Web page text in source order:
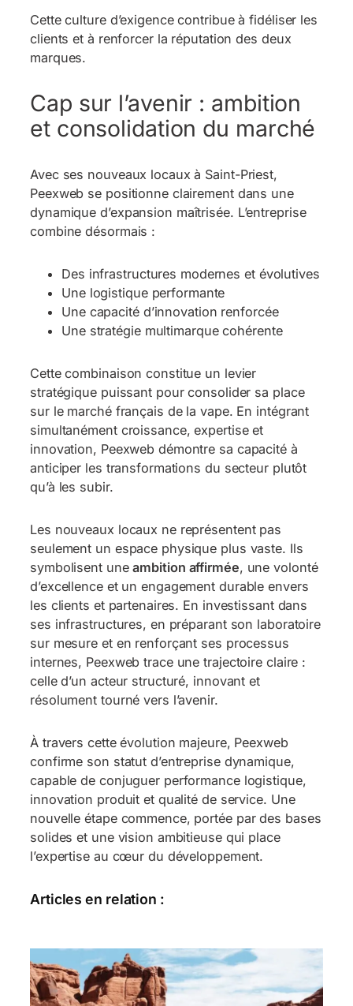
Cette culture d’exigence contribue à fidéliser les
clients et à renforcer la réputation des deux
marques.
Cap sur l’avenir : ambition
et consolidation du marché
Avec ses nouveaux locaux à Saint-Priest,
Peexweb se positionne clairement dans une
dynamique d’expansion maîtrisée. L’entreprise
combine désormais :
Des infrastructures modernes et évolutives
Une logistique performante
Une capacité d’innovation renforcée
Une stratégie multimarque cohérente
Cette combinaison constitue un levier
stratégique puissant pour consolider sa place
sur le marché français de la vape. En intégrant
simultanément croissance, expertise et
innovation, Peexweb démontre sa capacité à
anticiper les transformations du secteur plutôt
qu’à les subir.
Les nouveaux locaux ne représentent pas
seulement un espace physique plus vaste. Ils
symbolisent uneambition affirmée, une volonté
d’excellence et un engagement durable envers
les clients et partenaires. En investissant dans
ses infrastructures, en préparant son laboratoire
sur mesure et en renforçant ses processus
internes, Peexweb trace une trajectoire claire :
celle d’un acteur structuré, innovant et
résolument tourné vers l’avenir.
À travers cette évolution majeure, Peexweb
confirme son statut d’entreprise dynamique,
capable de conjuguer performance logistique,
innovation produit et qualité de service. Une
nouvelle étape commence, portée par des bases
solides et une vision ambitieuse qui place
l’expertise au cœur du développement.
Articles en relation :